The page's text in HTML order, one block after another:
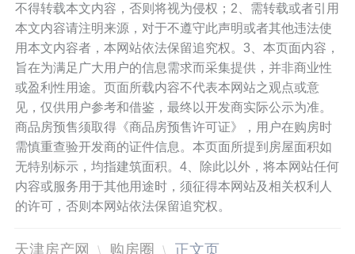
不得转载本文内容，否则将视为侵权；2、需转载或者引用
本文内容请注明来源，对于不遵守此声明或者其他违法使
用本文内容者，本网站依法保留追究权。3、本页面内容，
旨在为满足广大用户的信息需求而采集提供，并非商业性
或盈利性用途。页面所载内容不代表本网站之观点或意
见，仅供用户参考和借鉴，最终以开发商实际公示为准。
商品房预售须取得《商品房预售许可证》，用户在购房时
需慎重查验开发商的证件信息。本页面所提到房屋面积如
无特别标示，均指建筑面积。4、除此以外，将本网站任何
内容或服务用于其他用途时，须征得本网站及相关权利人
的许可，否则本网站依法保留追究权。
天津房产网 购房圈 正文页